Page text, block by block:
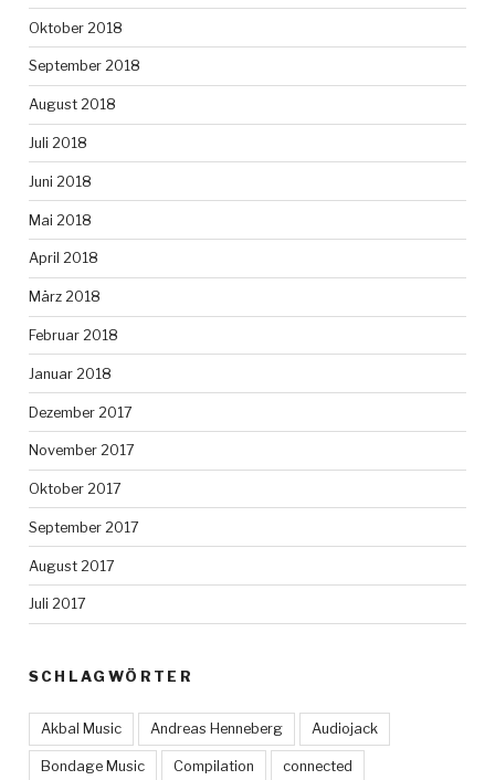
Oktober 2018
September 2018
August 2018
Juli 2018
Juni 2018
Mai 2018
April 2018
März 2018
Februar 2018
Januar 2018
Dezember 2017
November 2017
Oktober 2017
September 2017
August 2017
Juli 2017
SCHLAGWÖRTER
Akbal Music Andreas Henneberg Audiojack
Bondage Music Compilation connected